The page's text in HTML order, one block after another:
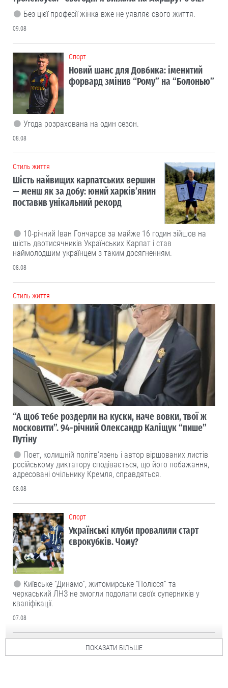
Без цієї професії жінка вже не уявляє свого життя.
09.08
Cпорт
Новий шанс для Довбика: іменитий
форвард змінив “Рому” на “Болонью”
Угода розрахована на один сезон.
08.08
Cтиль життя
Шість найвищих карпатських вершин
— менш як за добу: юний харків’янин
поставив унікальний рекорд
10-річний Іван Гончаров за майже 16 годин зійшов на
шість двотисячників Українських Карпат і став
наймолодшим українцем з таким досягненням.
08.08
Cтиль життя
“А щоб тебе роздерли на куски, наче вовки, твої ж
московити”. 94-річний Олександр Каліщук “пише”
Путіну
Поет, колишній політв'язень і автор віршованих листів
російському диктатору сподівається, що його побажання,
адресовані очільнику Кремля, справдяться.
08.08
Cпорт
Українські клуби провалили старт
єврокубків. Чому?
Київське “Динамо”, житомирське “Полісся” та
черкаський ЛНЗ не змогли подолати своїх суперників у
кваліфікації.
07.08
ПОКАЗАТИ БІЛЬШЕ